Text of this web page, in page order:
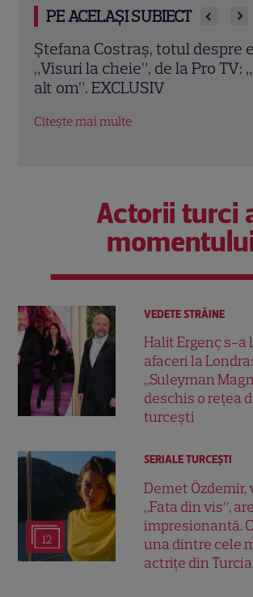
PE ACELAȘI SUBIECT
Dragoș Bucur, șocat de
copil de 14 ani la Visuri la
fără precedent luată de echipa
Actorii turci
VEDETE STRĂINE
Halit Ergenç s-a
afaceri la
„Suleyman
deschis o rețea
turcești
12
SERIALE TURCEŞTI
Demet Özdemir,
„Fata din vis”,
impresionantă.
una dintre cele
actrițe din Turcia